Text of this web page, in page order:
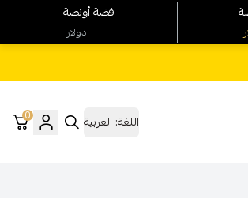
اللغة: العربية 0
فضة أونصة
دولار